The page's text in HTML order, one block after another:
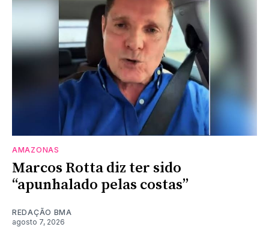
AMAZONAS
Marcos Rotta diz ter sido
“apunhalado pelas costas”
REDAÇÃO BMA
agosto 7, 2026